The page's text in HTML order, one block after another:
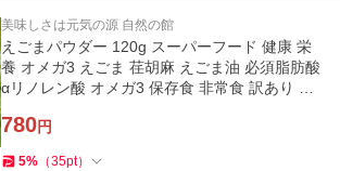
美味しさは元気の源 自然の館
えごまパウダー 120g スーパーフード 健康 栄
養 オメガ3 えごま 荏胡麻 えごま油 必須脂肪酸
αリノレン酸 オメガ3 保存食 非常食 訳あり 爆
780円
5% （35pt）